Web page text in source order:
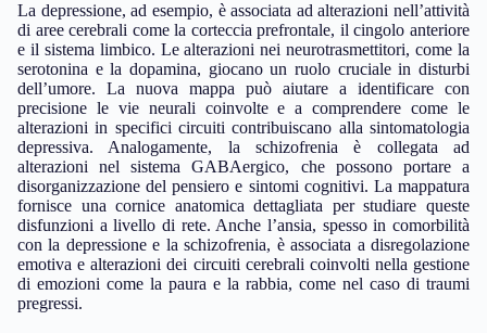
La depressione, ad esempio, è associata ad alterazioni nell’attività
di aree cerebrali come la corteccia prefrontale, il cingolo anteriore
e il sistema limbico. Le alterazioni nei neurotrasmettitori, come la
serotonina e la dopamina, giocano un ruolo cruciale in disturbi
dell’umore. La nuova mappa può aiutare a identificare con
precisione le vie neurali coinvolte e a comprendere come le
alterazioni in specifici circuiti contribuiscano alla sintomatologia
depressiva. Analogamente, la schizofrenia è collegata ad
alterazioni nel sistema GABAergico, che possono portare a
disorganizzazione del pensiero e sintomi cognitivi. La mappatura
fornisce una cornice anatomica dettagliata per studiare queste
disfunzioni a livello di rete. Anche l’ansia, spesso in comorbilità
con la depressione e la schizofrenia, è associata a disregolazione
emotiva e alterazioni dei circuiti cerebrali coinvolti nella gestione
di emozioni come la paura e la rabbia, come nel caso di traumi
pregressi.